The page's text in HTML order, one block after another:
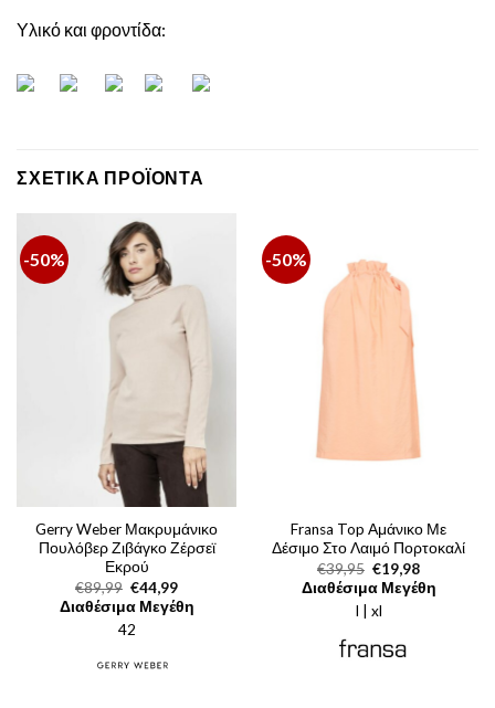
Υλικό και φροντίδα:
ΣΧΕΤΙΚΆ ΠΡΟΪΌΝΤΑ
-50%
Gerry Weber Μακρυμάνικο
Πουλόβερ Ζιβάγκο Ζέρσεϊ
Εκρού
€89,99 Original
price
was:
€89,99.
€44,99Η
τρέχουσα
τιμή
Διαθέσιμα Μεγέθη
42
-50%
Fransa Top Αμάνικο Με
Δέσιμο Στο Λαιμό Πορτοκαλί
€39,95 Original
price
was:
€39,95.
€19,98Η
τρέχουσα
τιμή
Διαθέσιμα Μεγέθη
l | xl